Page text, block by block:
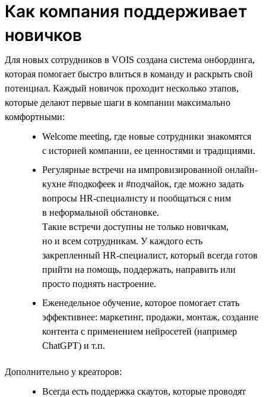
Как компания поддерживает
новичков
Для новых сотрудников в VOIS создана система онбординга,
которая помогает быстро влиться в команду и раскрыть свой
потенциал. Каждый новичок проходит несколько этапов,
которые делают первые шаги в компании максимально
комфортными:
Welcome meeting, где новые сотрудники знакомятся
с историей компании, ее ценностями и традициями.
Регулярные встречи на импровизированной онлайн-
кухне #подкофеек и #подчайок, где можно задать
вопросы HR-специалисту и пообщаться с ним
в неформальной обстановке.
Такие встречи доступны не только новичкам,
но и всем сотрудникам. У каждого есть
закрепленный HR-специалист, который всегда готов
прийти на помощь, поддержать, направить или
просто поднять настроение.
Еженедельное обучение, которое помогает стать
эффективнее: маркетинг, продажи, монтаж, создание
контента с применением нейросетей (например
ChatGPT) и т.п.
Дополнительно у креаторов:
Всегда есть поддержка скаутов, которые проводят